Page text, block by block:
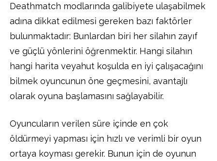
Deathmatch modlarında galibiyete ulaşabilmek
adına dikkat edilmesi gereken bazı faktörler
bulunmaktadır: Bunlardan biri her silahın zayıf
ve güçlü yönlerini öğrenmektir. Hangi silahın
hangi harita veyahut koşulda en iyi çalışacağını
bilmek oyuncunun öne geçmesini, avantajlı
olarak oyuna başlamasını sağlayabilir.
Oyuncuların verilen süre içinde en çok
öldürmeyi yapması için hızlı ve verimli bir oyun
ortaya koyması gerekir. Bunun için de oyunun